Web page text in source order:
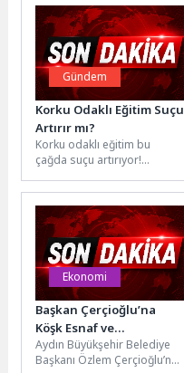
Gündem
Korku Odaklı Eğitim Suçu
Artırır mı?
Korku odaklı eğitim bu
çağda suçu artırıyor!
Rektörü Psikiyatrist Prof. Dr.
Nevzat...
Ekonomi
Başkan Çerçioğlu’na
Köşk Esnaf ve
Sanatkârlar Odası’ndan
Ziyaret
Aydın Büyükşehir Belediye
Başkanı Özlem Çerçioğlu’na;